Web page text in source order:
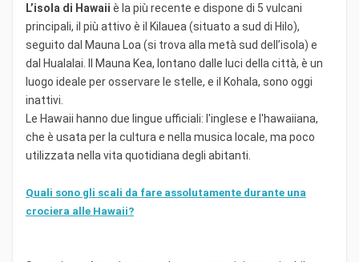
L’isola di Hawaii è la più recente e dispone di 5 vulcani
principali, il più attivo è il Kilauea (situato a sud di Hilo),
seguito dal Mauna Loa (si trova alla metà sud dell’isola) e
dal Hualalai. Il Mauna Kea, lontano dalle luci della città, è un
luogo ideale per osservare le stelle, e il Kohala, sono oggi
inattivi.
Le Hawaii hanno due lingue ufficiali: l'inglese e l'hawaiiana,
che è usata per la cultura e nella musica locale, ma poco
utilizzata nella vita quotidiana degli abitanti.
Quali sono gli scali da fare assolutamente durante una
crociera alle Hawaii?